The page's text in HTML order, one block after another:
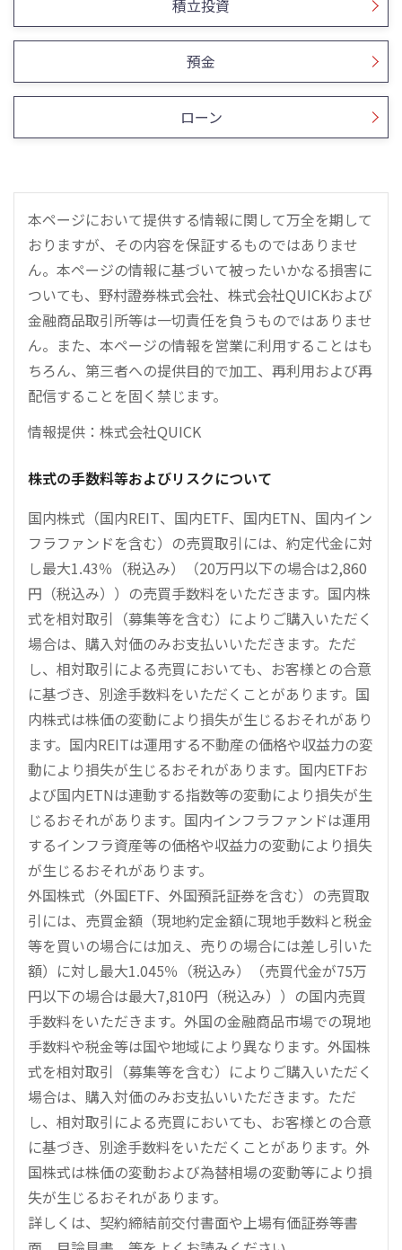
積立投資
預金
ローン
本ページにおいて提供する情報に関して万全を期して
おりますが、その内容を保証するものではありませ
ん。本ページの情報に基づいて被ったいかなる損害に
ついても、野村證券株式会社、株式会社QUICKおよび
金融商品取引所等は一切責任を負うものではありませ
ん。また、本ページの情報を営業に利用することはも
ちろん、第三者への提供目的で加工、再利用および再
配信することを固く禁じます。
情報提供：株式会社QUICK
株式の手数料等およびリスクについて
国内株式（国内REIT、国内ETF、国内ETN、国内イン
フラファンドを含む）の売買取引には、約定代金に対
し最大1.43％（税込み）（20万円以下の場合は2,860
円（税込み））の売買手数料をいただきます。国内株
式を相対取引（募集等を含む）によりご購入いただく
場合は、購入対価のみお支払いいただきます。ただ
し、相対取引による売買においても、お客様との合意
に基づき、別途手数料をいただくことがあります。国
内株式は株価の変動により損失が生じるおそれがあり
ます。国内REITは運用する不動産の価格や収益力の変
動により損失が生じるおそれがあります。国内ETFお
よび国内ETNは連動する指数等の変動により損失が生
じるおそれがあります。国内インフラファンドは運用
するインフラ資産等の価格や収益力の変動により損失
が生じるおそれがあります。
外国株式（外国ETF、外国預託証券を含む）の売買取
引には、売買金額（現地約定金額に現地手数料と税金
等を買いの場合には加え、売りの場合には差し引いた
額）に対し最大1.045％（税込み）（売買代金が75万
円以下の場合は最大7,810円（税込み））の国内売買
手数料をいただきます。外国の金融商品市場での現地
手数料や税金等は国や地域により異なります。外国株
式を相対取引（募集等を含む）によりご購入いただく
場合は、購入対価のみお支払いいただきます。ただ
し、相対取引による売買においても、お客様との合意
に基づき、別途手数料をいただくことがあります。外
国株式は株価の変動および為替相場の変動等により損
失が生じるおそれがあります。
詳しくは、契約締結前交付書面や上場有価証券等書